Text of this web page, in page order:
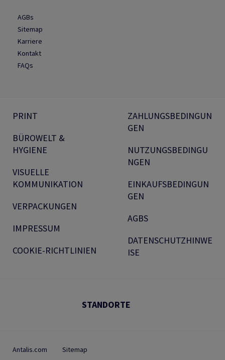
AGBs
Sitemap
Karriere
Kontakt
FAQs
PRINT
BÜROWELT &
HYGIENE
VISUELLE
KOMMUNIKATION
VERPACKUNGEN
IMPRESSUM
COOKIE-RICHTLINIEN
ZAHLUNGSBEDINGUN
GEN
NUTZUNGSBEDINGU
NGEN
EINKAUFSBEDINGUN
GEN
AGBS
DATENSCHUTZHINWE
ISE
STANDORTE
Antalis.com Sitemap